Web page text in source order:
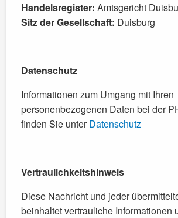
Handelsregister: Amtsgericht
Sitz der Gesellschaft: Duisburg
Datenschutz
Informationen zum Umgang mit Ihren
personenbezogenen Daten bei der
finden Sie unterDatenschutz
Vertraulichkeitshinweis
Diese Nachricht und jeder
beinhaltet vertrauliche Informationen